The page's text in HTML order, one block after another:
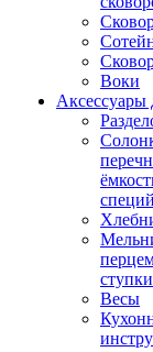
Воки
Аксессуары
специй
ступки
Весы